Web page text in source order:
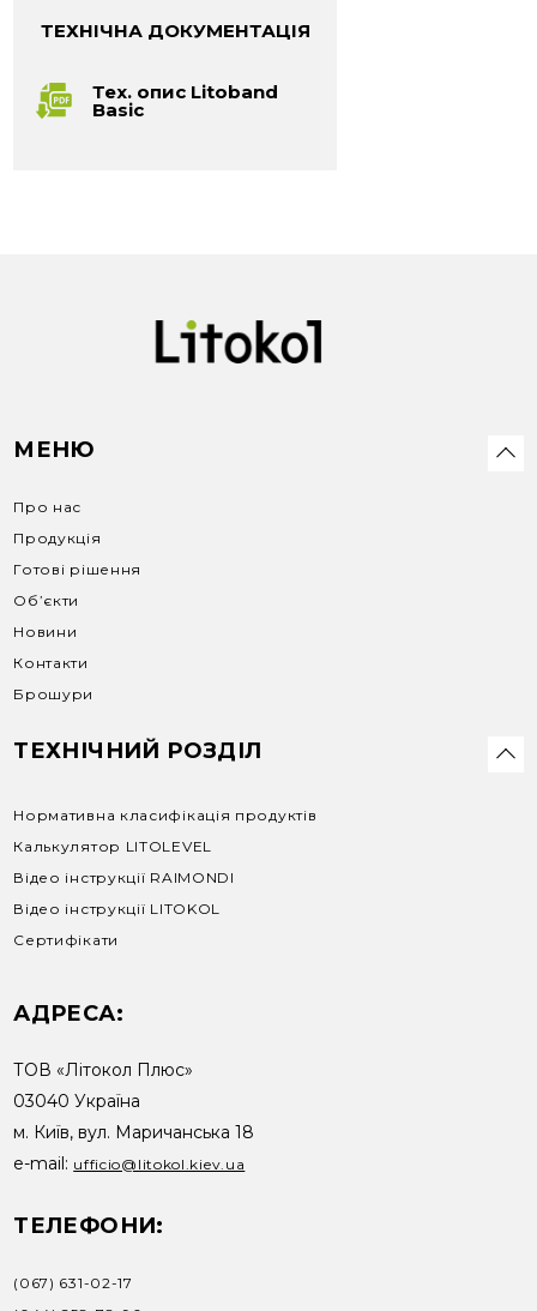
ТЕХНІЧНА ДОКУМЕНТАЦІЯ
Тех. опис Litoband
Basic
МЕНЮ
Про нас
Продукція
Готові рішення
Об’єкти
Новини
Контакти
Брошури
ТЕХНІЧНИЙ РОЗДІЛ
Нормативна класифікація продуктів
Калькулятор LITOLEVEL
Відео інструкції RAIMONDI
Відео інструкції LITOKOL
Сертифікати
АДРЕСА:
ТОВ «Літокол Плюс»
03040 Україна
м. Київ, вул. Маричанська 18
e-mail: ufficio@litokol.kiev.ua
ТЕЛЕФОНИ:
(067) 631-02-17